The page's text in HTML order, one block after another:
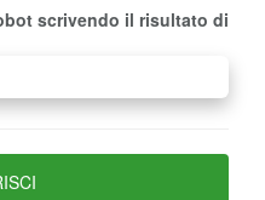
scrivendo il risultato di